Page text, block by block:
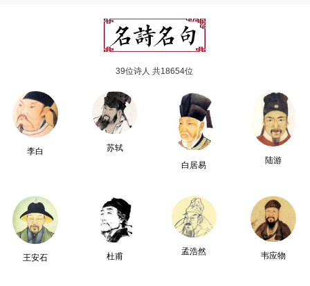
39位诗人 共18654位
李白
苏轼
白居易
陆游
王安石 杜甫
孟浩然 韦应物